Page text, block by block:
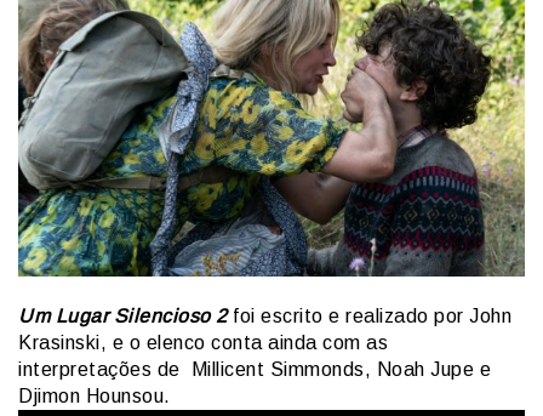
Um Lugar Silencioso 2 foi escrito e realizado por John
Krasinski, e o elenco conta ainda com as
interpretações de Millicent Simmonds, Noah Jupe e
Djimon Hounsou.